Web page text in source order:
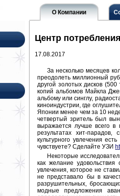
О Компании
Центр
17.08.2017
За несколько месяцев
преодолеть миллионный
другой золотых дисков
копий альбомов Майкла
альбому или синглу,
киноиндустрии, где
Японии менее чем за 10
четвертый зритель был
выражается лучше всего в
результатах хит-
культурного увлечения
чувствуете? Сделайте УЗИ
Некоторые
как желание
увлечения, которое не
не представало бы в
разрушительных,
модные предложения